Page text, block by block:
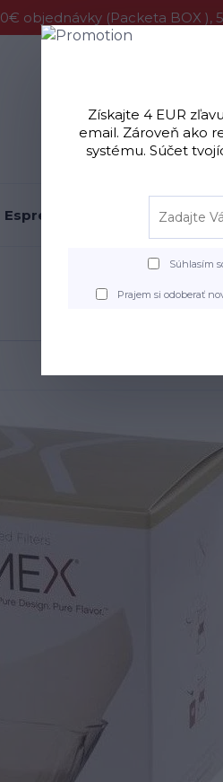
objednávky (Packeta BOX ),
Espresso Všetky
Úvod
Získajte 4 EUR
email. Zároveň ako
systému. Súčet
Súhlasím
Prajem si odoberať